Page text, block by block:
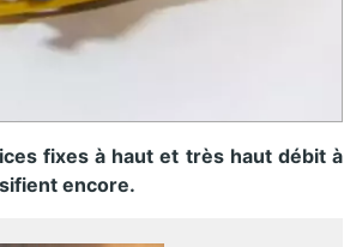
fixes à haut et très haut débit à
encore.